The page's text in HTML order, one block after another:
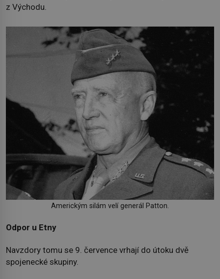
z Východu.
Americkým silám velí generál Patton.
Odpor u Etny
Navzdory tomu se 9. července vrhají do útoku dvě
spojenecké skupiny.